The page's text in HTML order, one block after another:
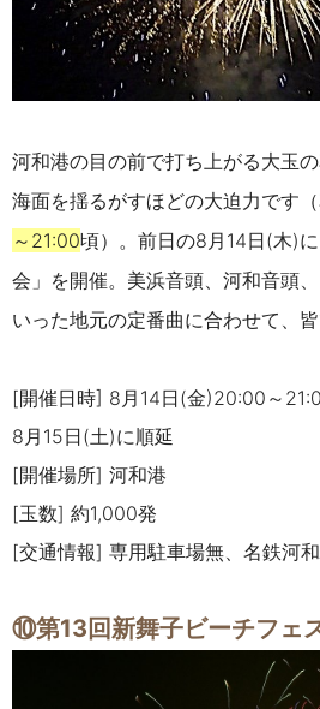
河和港の目の前で打ち上がる大玉
海面を揺るがすほどの大迫力です
～ 21:00頃）。前日の8 月 14日(木)
会」を開催。美浜音頭、河和音頭
いった地元の定番曲に合わせて、
[開催日時] 8月14日(金)20:00～
8月15日(土)に順延
[開催場所] 河和港
[玉数] 約1,000発
[交通情報] 専用駐車場無、名鉄河
⑩第13回新舞子ビーチフェ